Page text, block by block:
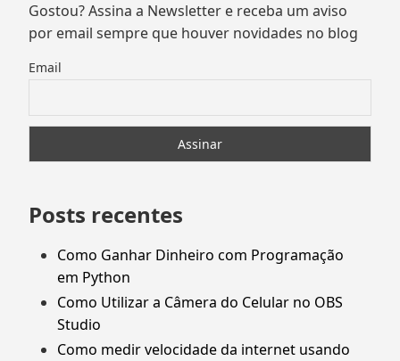
Gostou? Assina a Newsletter e receba um aviso
por email sempre que houver novidades no blog
Email
Posts recentes
Como Ganhar Dinheiro com Programação
em Python
Como Utilizar a Câmera do Celular no OBS
Studio
Como medir velocidade da internet usando